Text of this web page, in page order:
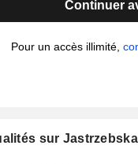
Continuer
Pour un accès illimité,
sur